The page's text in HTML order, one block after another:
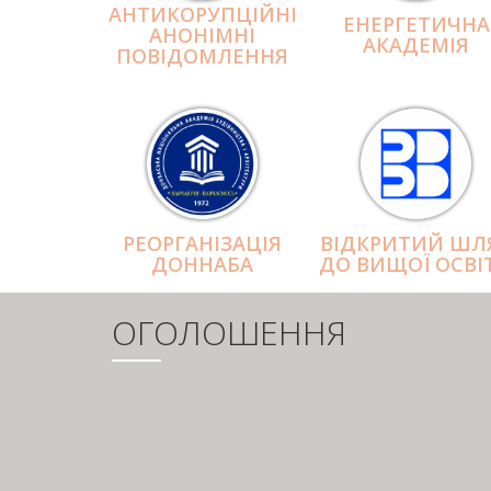
АНТИКОРУПЦІЙНІ
АНОНІМНІ
ПОВІДОМЛЕННЯ
ЕНЕРГЕТИЧНА
АКАДЕМІЯ
РЕОРГАНІЗАЦІЯ
ДОННАБА
ВІДКРИТИЙ
ДО ВИЩОЇ
ОГОЛОШЕННЯ